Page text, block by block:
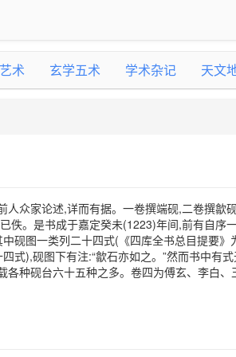
术 玄学五术 学术杂记 天文
众家论述,详而有据。一卷撰端砚,二卷撰歙
佚。是书成于嘉定癸未(1223)年间,前有自序
砚图一类列二十四式(《四库全书总目提要》
四式),砚图下有注:“歙石亦如之。”然而书中有
各种砚台六十五种之多。卷四为傅玄、李白、